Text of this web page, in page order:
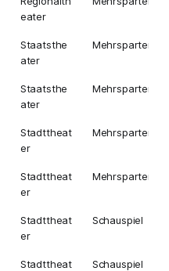
eater
Staatsthe
ater
Mehrsparten
Staatsthe
ater
Mehrsparten
Stadttheat
er
Mehrsparten
Stadttheat
er
Mehrsparten
Stadttheat
er
Schauspiel
Stadttheat
Schauspiel